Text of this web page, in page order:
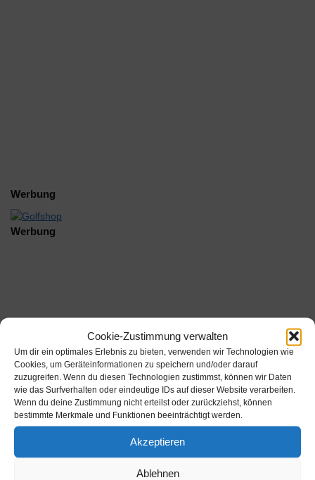
Cookie-Zustimmung verwalten
Um dir ein optimales Erlebnis zu bieten, verwenden wir Technologien wie
Cookies, um Geräteinformationen zu speichern und/oder darauf
zuzugreifen. Wenn du diesen Technologien zustimmst, können wir Daten
wie das Surfverhalten oder eindeutige IDs auf dieser Website verarbeiten.
Wenn du deine Zustimmung nicht erteilst oder zurückziehst, können
bestimmte Merkmale und Funktionen beeinträchtigt werden.
Akzeptieren
Ablehnen
Werbung
Werbung